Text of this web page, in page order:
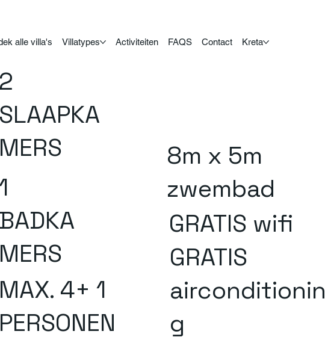
alle villa's Villatypes Activiteiten FAQS Contact Kreta
4+ 1
8m x 5m
zwembad
GRATIS wifi
GRATIS
airconditionin
g